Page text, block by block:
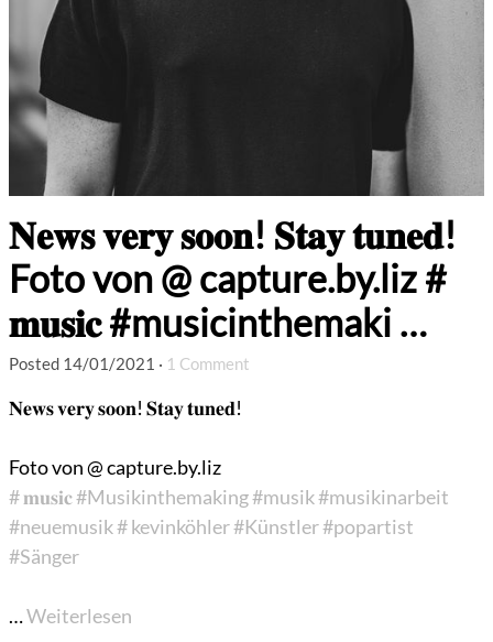
𝐍𝐞𝐰𝐬 𝐯𝐞𝐫𝐲 𝐬𝐨𝐨𝐧! 𝐒𝐭𝐚𝐲 𝐭𝐮𝐧𝐞𝐝!
Foto von @ capture.by.liz #
𝐦𝐮𝐬𝐢𝐜 #musicinthemaki …
Posted 14/01/2021 · 1 Comment
𝐍𝐞𝐰𝐬 𝐯𝐞𝐫𝐲 𝐬𝐨𝐨𝐧! 𝐒𝐭𝐚𝐲 𝐭𝐮𝐧𝐞𝐝!
Foto von @ capture.by.liz
# 𝐦𝐮𝐬𝐢𝐜#Musikinthemaking#musik#musikinarbeit
#neuemusik# kevinköhler#Künstler#popartist
#Sänger
…Weiterlesen